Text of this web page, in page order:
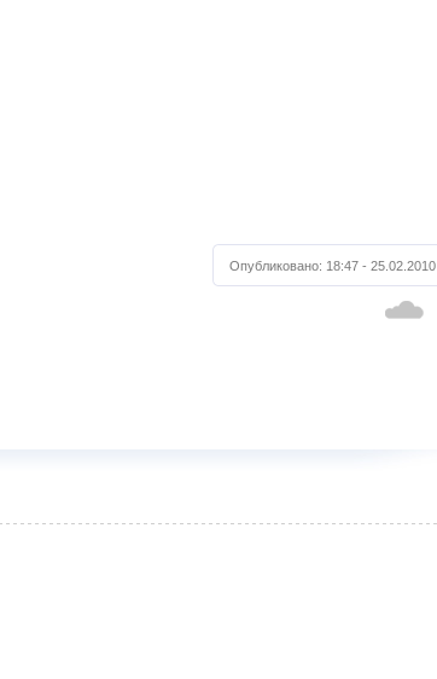
Опубликовано: 18:47 - 25.02.2010